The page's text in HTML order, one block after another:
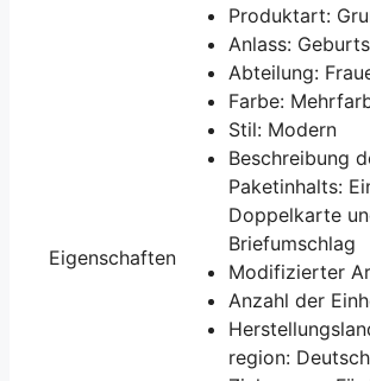
Eigenschaften
Produktart:
Anlass:
Abteilung:
Farbe:
Stil: Modern
Beschreibung
Paketinhalts:
Doppelkarte
Briefumschlag
Modifizierter
Anzahl der
region: